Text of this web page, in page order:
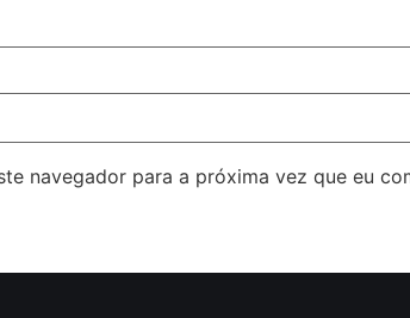
navegador para a próxima vez que eu